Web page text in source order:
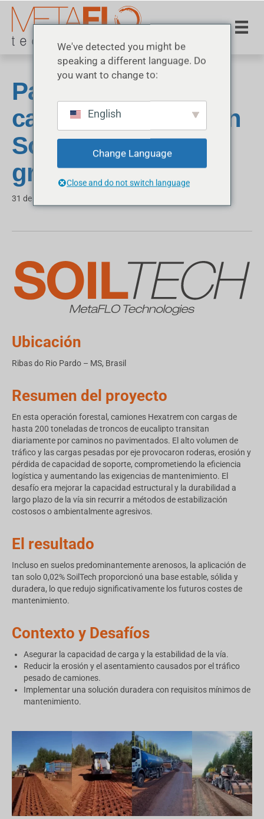
Pavimentación de
caminos rurales con
SoilTech en una
granja
31 de marzo de 2026
Ubicación
Ribas do Rio Pardo – MS, Brasil
Resumen del proyecto
En esta operación forestal, camiones Hexatrem con cargas de
hasta 200 toneladas de troncos de eucalipto transitan
diariamente por caminos no pavimentados. El alto volumen de
tráfico y las cargas pesadas por eje provocaron roderas, erosión y
pérdida de capacidad de soporte, comprometiendo la eficiencia
logística y aumentando las exigencias de mantenimiento. El
desafío era mejorar la capacidad estructural y la durabilidad a
largo plazo de la vía sin recurrir a métodos de estabilización
costosos o ambientalmente agresivos.
El resultado
Incluso en suelos predominantemente arenosos, la aplicación de
tan solo 0,02% SoilTech proporcionó una base estable, sólida y
duradera, lo que redujo significativamente los futuros costes de
mantenimiento.
Contexto y Desafíos
Asegurar la capacidad de carga y la estabilidad de la vía.
Reducir la erosión y el asentamiento causados por el tráfico
pesado de camiones.
Implementar una solución duradera con requisitos mínimos de
mantenimiento.
We've detected you might be
speaking a different language. Do
you want to change to:
English
Change Language
Close and do not switch language